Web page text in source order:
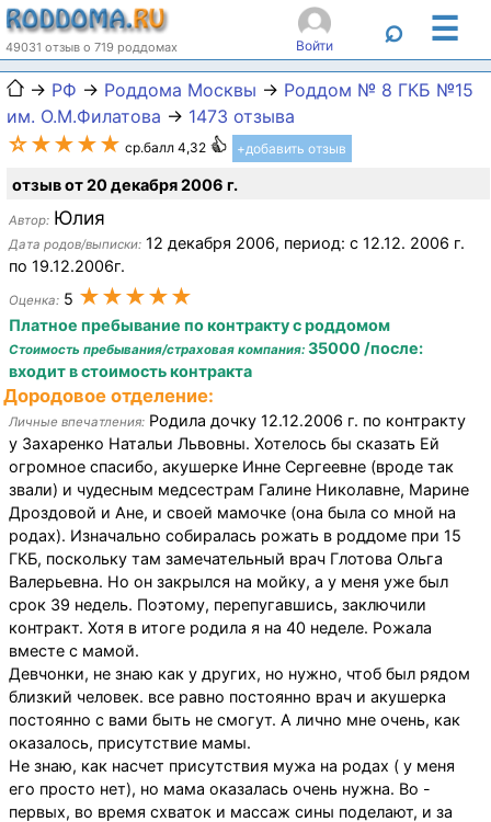
49031 отзыв о 719 роддомах Войти ⌕ ☰
→ РФ → Роддома Москвы → Роддом № 8 ГКБ №15
им. О.М.Филатова → 1473 отзыва
☆★★★★ ср.балл 4,32 +добавить отзыв
отзыв от 20 декабря 2006 г.
Автор: Юлия
Дата родов/выписки: 12 декабря 2006, период: с 12.12. 2006 г.
по 19.12.2006г.
Оценка: 5 ★★★★★
Платное пребывание по контракту с роддомом
Стоимость пребывания/страховая компания: 35000 /после:
входит в стоимость контракта
Дородовое отделение:
Личные впечатления: Родила дочку 12.12.2006 г. по контракту
у Захаренко Натальи Львовны. Хотелось бы сказать Ей
огромное спасибо, акушерке Инне Сергеевне (вроде так
звали) и чудесным медсестрам Галине Николавне, Марине
Дроздовой и Ане, и своей мамочке (она была со мной на
родах). Изначально собиралась рожать в роддоме при 15
ГКБ, поскольку там замечательный врач Глотова Ольга
Валерьевна. Но он закрылся на мойку, а у меня уже был
срок 39 недель. Поэтому, перепугавшись, заключили
контракт. Хотя в итоге родила я на 40 неделе. Рожала
вместе с мамой.
Девчонки, не знаю как у других, но нужно, чтоб был рядом
близкий человек. все равно постоянно врач и акушерка
постоянно с вами быть не смогут. А лично мне очень, как
оказалось, присутствие мамы.
Не знаю, как насчет присутствия мужа на родах ( у меня
его просто нет), но мама оказалась очень нужна. Во -
первых, во время схваток и массаж сины поделают, и за